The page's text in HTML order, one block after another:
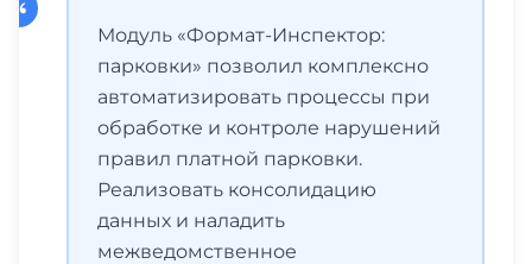
Модуль «Формат-Инспектор:
парковки» позволил комплексно
автоматизировать процессы при
обработке и контроле нарушений
правил платной парковки.
Реализовать консолидацию
данных и наладить
межведомственное